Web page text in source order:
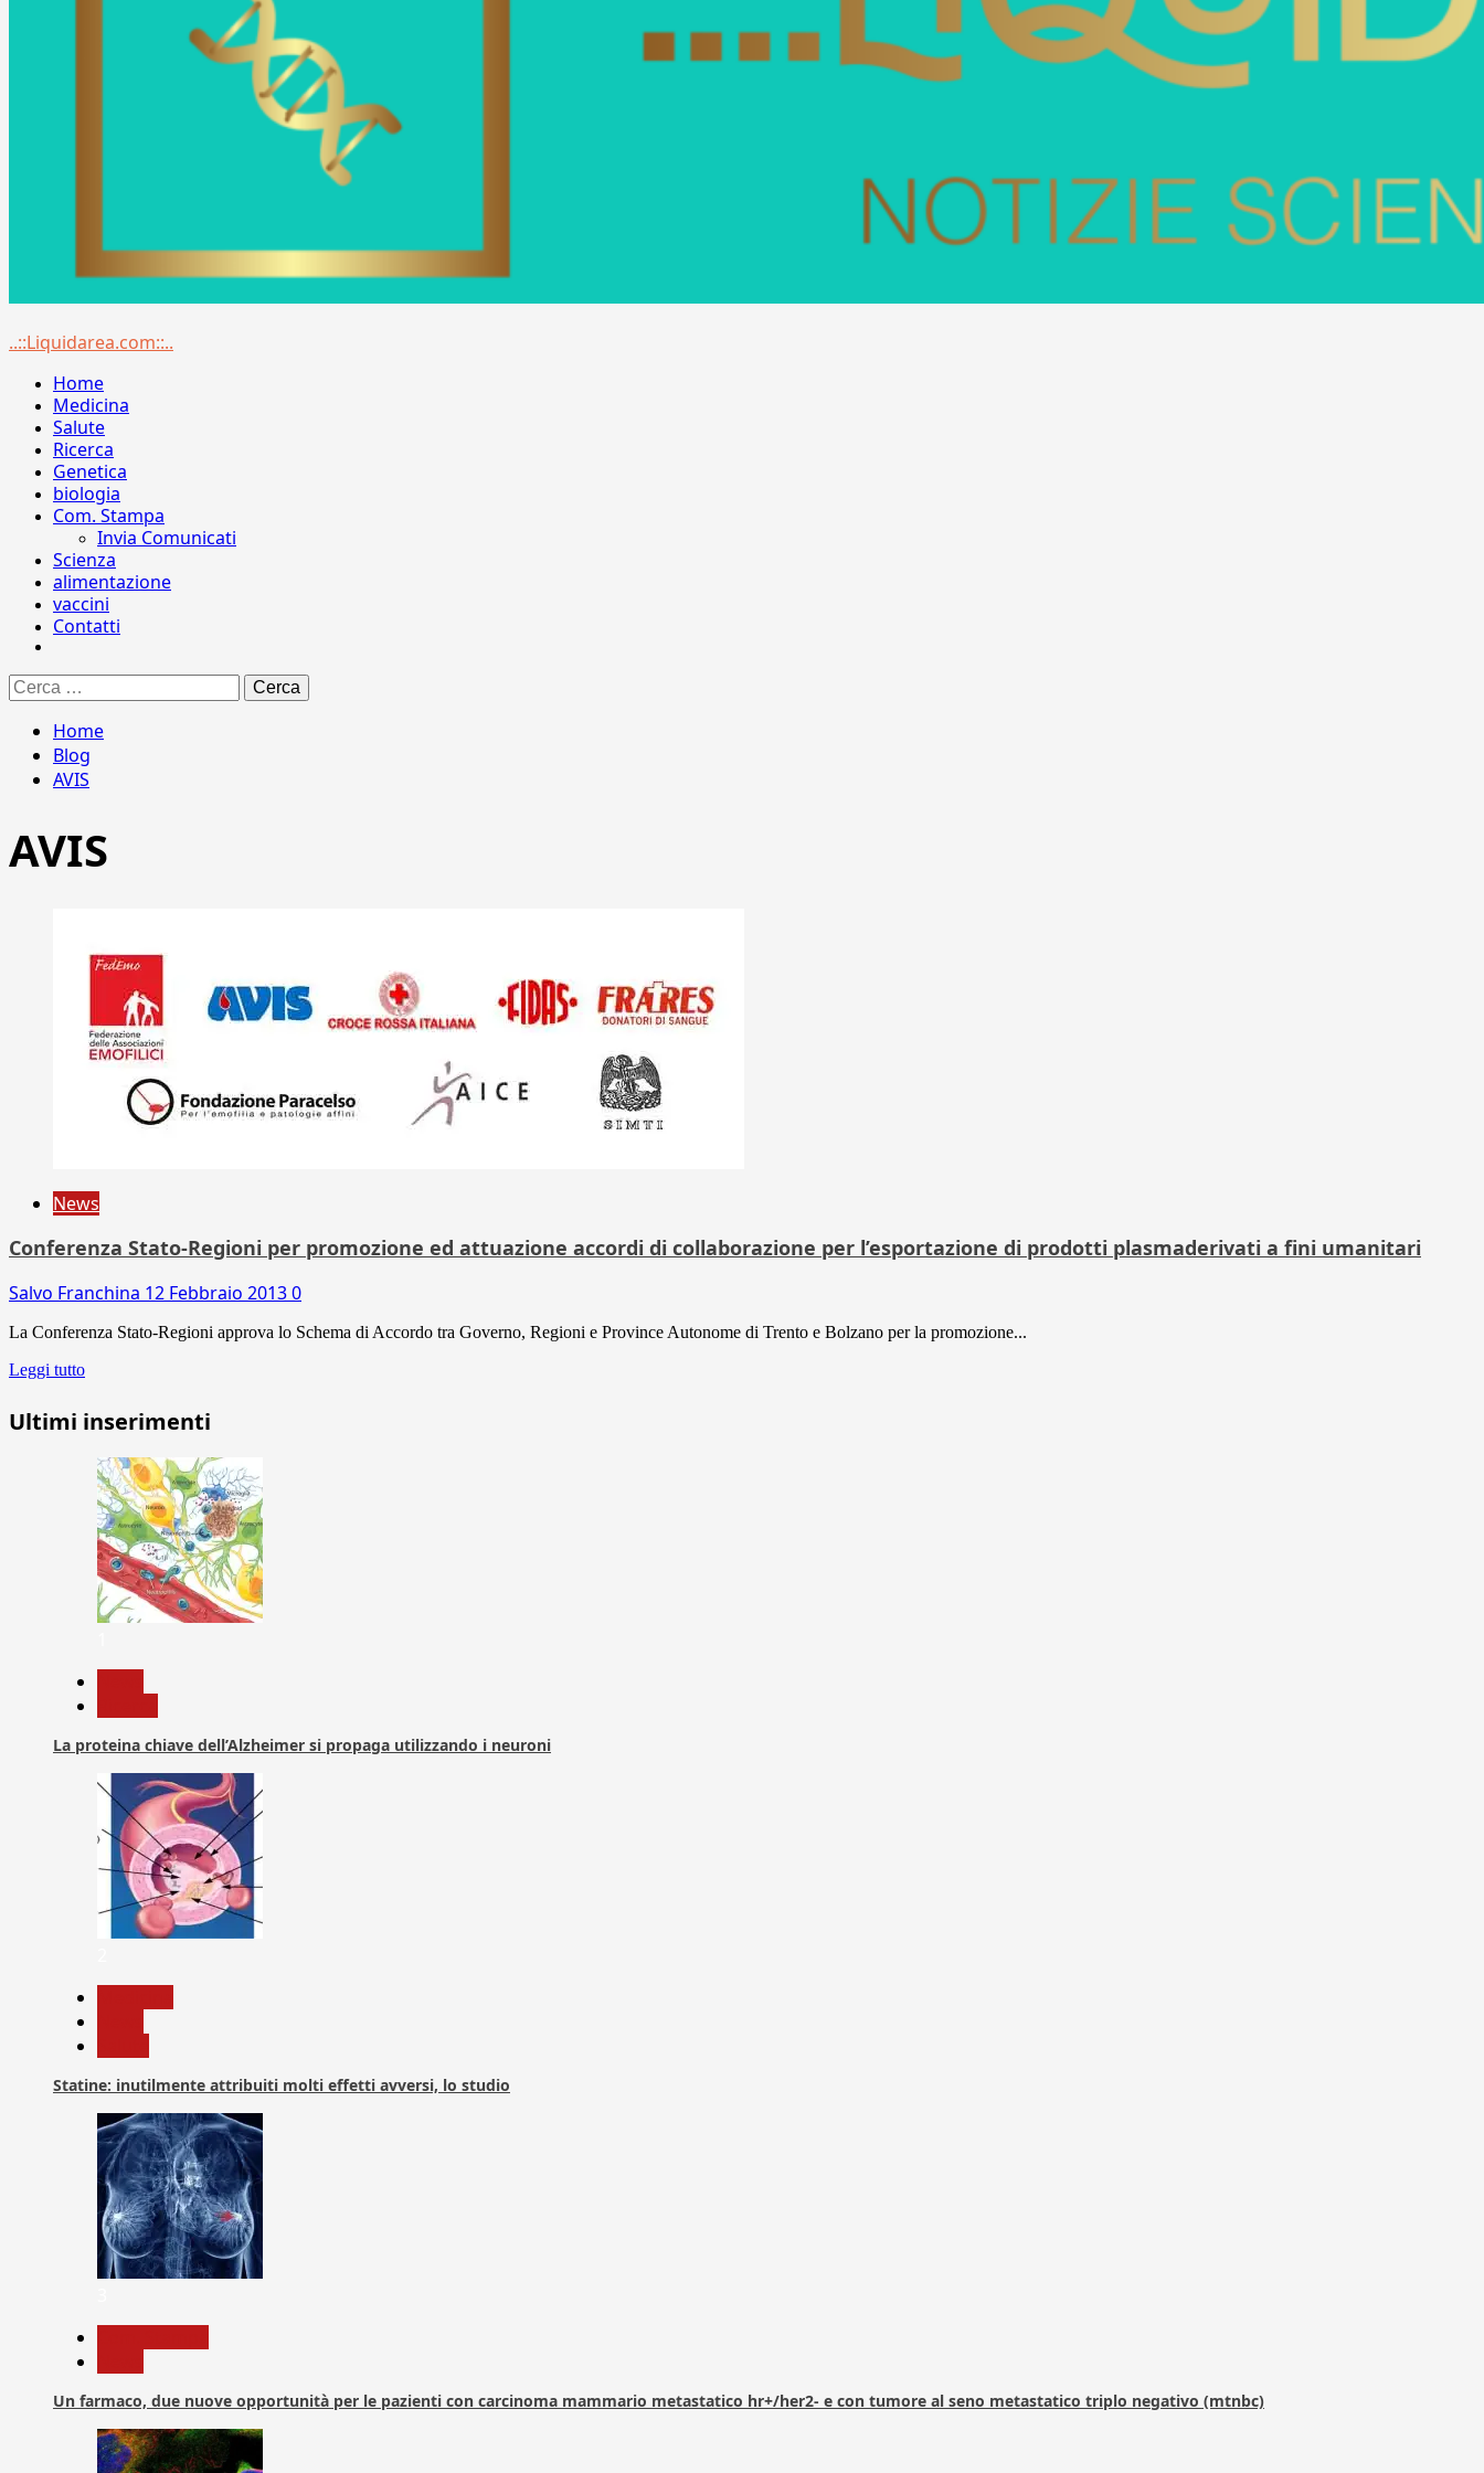
Menu
..::Liquidarea.com::..
Home
Medicina
Salute
Ricerca
Genetica
biologia
Com. Stampa
Invia Comunicati
Scienza
alimentazione
vaccini
Contatti
Ricerca
per:
Home
Blog
AVIS
AVIS
News
Conferenza Stato-Regioni per promozione ed attuazione accordi di collaborazione per l’esportazione di prodotti plasmaderivati a fini umanitari
Salvo Franchina 12 Febbraio 20130
La Conferenza Stato-Regioni approva lo Schema di Accordo tra Governo, Regioni e Province Autonome di Trento e Bolzano per la promozione...
Leggi tutto
Ultimi inserimenti
La proteina chiave dell’Alzheimer si propaga utilizzando i neuroni
Statine: inutilmente attribuiti molti effetti avversi, lo studio
Un farmaco, due nuove opportunità per le pazienti con carcinoma mammario metastatico hr+/her2- e con tumore al seno metastatico triplo negativo (mtnbc)